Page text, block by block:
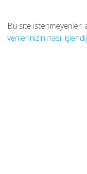
Bu site istenmeyenleri
verilerinizin nasıl